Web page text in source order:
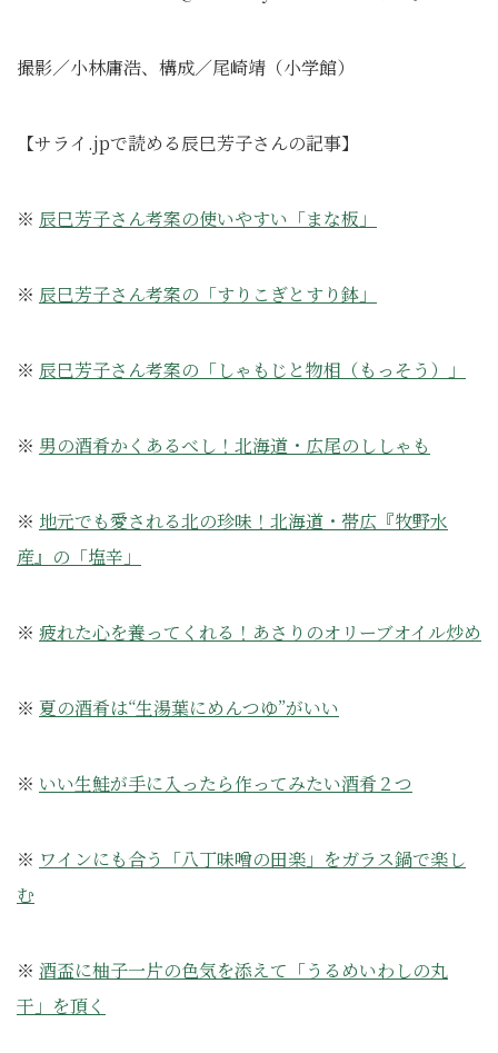
撮影／小林庸浩、構成／尾崎靖（小学館）
【サライ.jpで読める辰巳芳子さんの記事】
※ 辰巳芳子さん考案の使いやすい「まな板」
※ 辰巳芳子さん考案の「すりこぎとすり鉢」
※ 辰巳芳子さん考案の「しゃもじと物相（もっそう）」
※ 男の酒肴かくあるべし！北海道・広尾のししゃも
※ 地元でも愛される北の珍味！北海道・帯広『牧野水
産』の「塩辛」
※ 疲れた心を養ってくれる！あさりのオリーブオイル炒め
※ 夏の酒肴は“生湯葉にめんつゆ”がいい
※ いい生鮭が手に入ったら作ってみたい酒肴２つ
※ ワインにも合う「八丁味噌の田楽」をガラス鍋で楽し
む
※ 酒盃に柚子一片の色気を添えて「うるめいわしの丸
干」を頂く